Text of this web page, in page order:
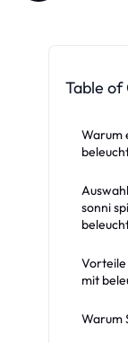
Table of
Warum
sonni
Vorteile
mit
Warum